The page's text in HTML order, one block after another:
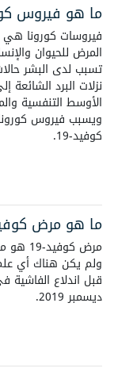
ما هو فيروس
فيروسات كورونا
المرض للحيوان
تسبب لدى البشر
نزلات البرد
الأوسط التنفسية
ويسبب فيروس
كوفيد-19.
ما هو مرض
مرض
ولم يكن هناك أي
قبل اندلاع
ديسمبر 2019.